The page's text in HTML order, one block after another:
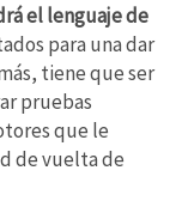
el lenguaje de
para una dar
tiene que ser
pruebas
que le
de vuelta de